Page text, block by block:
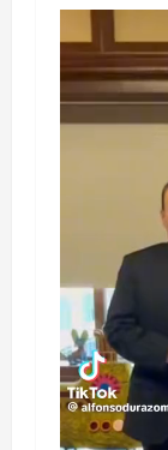
Reproductor
de
vídeo